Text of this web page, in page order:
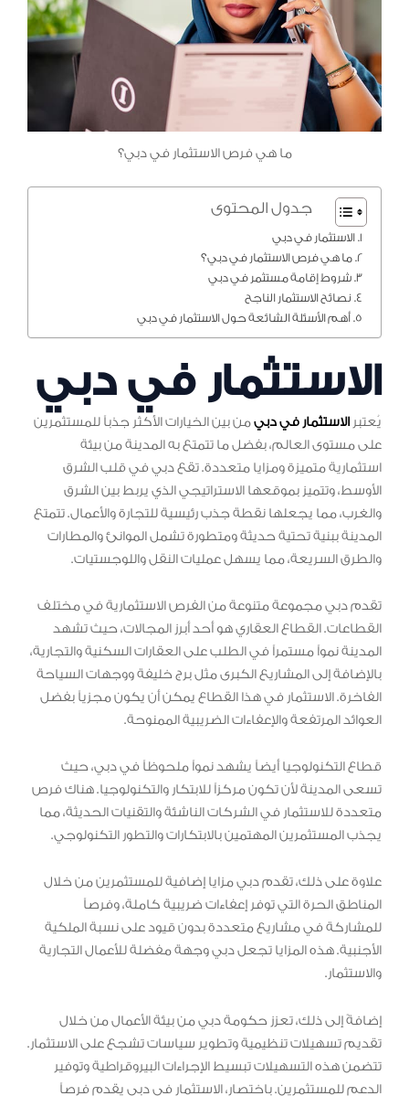
ما هي فرص الاستثمار في دبي؟
جدول المحتوى
الاستثمار في دبي
ما هي فرص الاستثمار في دبي؟
شروط إقامة مستثمر في دبي
نصائح الاستثمار الناجح
أهم الأسئلة الشائعة حول الاستثمار في دبي
الاستثمار في دبي
يُعتبر الاستثمار في دبيمن بين الخيارات الأكثر جذباً للمستثمرين
على مستوى العالم، بفضل ما تتمتع به المدينة من بيئة
استثمارية متميزة ومزايا متعددة. تقع دبي في قلب الشرق
الأوسط، وتتميز بموقعها الاستراتيجي الذي يربط بين الشرق
والغرب، مما يجعلها نقطة جذب رئيسية للتجارة والأعمال. تتمتع
المدينة ببنية تحتية حديثة ومتطورة تشمل الموانئ والمطارات
والطرق السريعة، مما يسهل عمليات النقل واللوجستيات.
تقدم دبي مجموعة متنوعة من الفرص الاستثمارية في مختلف
القطاعات. القطاع العقاري هو أحد أبرز المجالات، حيث تشهد
المدينة نمواً مستمراً في الطلب على العقارات السكنية والتجارية،
بالإضافة إلى المشاريع الكبرى مثل برج خليفة ووجهات السياحة
الفاخرة. الاستثمار في هذا القطاع يمكن أن يكون مجزياً بفضل
العوائد المرتفعة والإعفاءات الضريبية الممنوحة.
قطاع التكنولوجيا أيضاً يشهد نمواً ملحوظاً في دبي، حيث
تسعى المدينة لأن تكون مركزاً للابتكار والتكنولوجيا. هناك فرص
متعددة للاستثمار في الشركات الناشئة والتقنيات الحديثة، مما
يجذب المستثمرين المهتمين بالابتكارات والتطور التكنولوجي.
علاوة على ذلك، تقدم دبي مزايا إضافية للمستثمرين من خلال
المناطق الحرة التي توفر إعفاءات ضريبية كاملة، وفرصاً
للمشاركة في مشاريع متعددة بدون قيود على نسبة الملكية
الأجنبية. هذه المزايا تجعل دبي وجهة مفضلة للأعمال التجارية
والاستثمار.
إضافةً إلى ذلك، تعزز حكومة دبي من بيئة الأعمال من خلال
تقديم تسهيلات تنظيمية وتطوير سياسات تشجع على الاستثمار.
تتضمن هذه التسهيلات تبسيط الإجراءات البيروقراطية وتوفير
الدعم للمستثمرين. باختصار، الاستثمار في دبي يقدم فرصاً